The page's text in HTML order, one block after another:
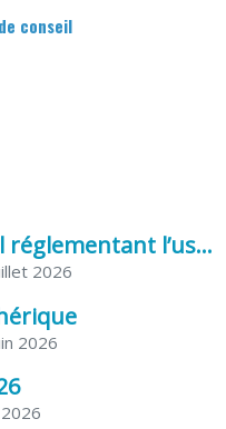
conseil
Arrêté préfectoral réglementant l’usage de l’eau
2026
2026